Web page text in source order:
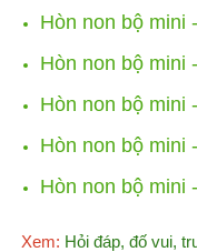
Hòn non bộ mini
Hòn non bộ mini
Hòn non bộ mini
Hòn non bộ mini
Hòn non bộ mini
Xem: Hỏi đáp, đố vui,